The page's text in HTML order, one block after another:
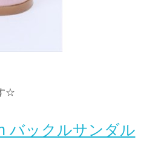
☆
バックルサンダル